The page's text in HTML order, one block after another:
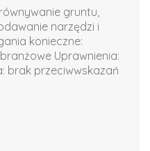
gruntu,
narzędzi i
konieczne:
Uprawnienia:
brak przeciwwskazań